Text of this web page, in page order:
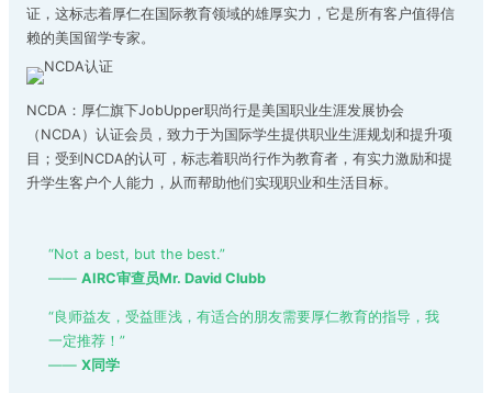
证，这标志着厚仁在国际教育领域的雄厚实力，它是所有客户值得信
赖的美国留学专家。
NCDA：厚仁旗下JobUpper职尚行是美国职业生涯发展协会
（NCDA）认证会员，致力于为国际学生提供职业生涯规划和提升项
目；受到NCDA的认可，标志着职尚行作为教育者，有实力激励和提
升学生客户个人能力，从而帮助他们实现职业和生活目标。
“Not a best, but the best.”
—— AIRC审查员Mr. David Clubb
“良师益友，受益匪浅，有适合的朋友需要厚仁教育的指导，我
一定推荐！”
—— X同学